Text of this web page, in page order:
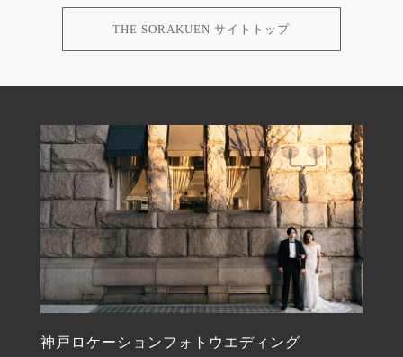
THE SORAKUEN サイトトップ
神戸ロケーションフォトウエディング